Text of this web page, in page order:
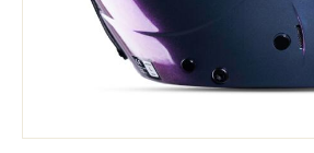
Trousses et Mallettes
Structure Nordique
Atelier, Pistes, Accessoires
EQUIPEMENTS
VÉLO DE ROUTE